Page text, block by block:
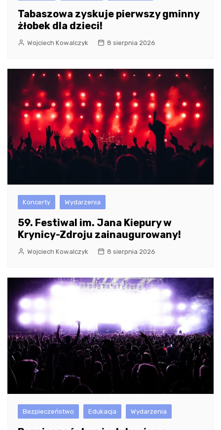
Tabaszowa zyskuje pierwszy gminny
żłobek dla dzieci!
Wojciech Kowalczyk 8 sierpnia 2026
Koncerty Wydarzenia
59. Festiwal im. Jana Kiepury w
Krynicy-Zdroju zainaugurowany!
Wojciech Kowalczyk 8 sierpnia 2026
Bezpieczeństwo Edukacja Wydarzenia